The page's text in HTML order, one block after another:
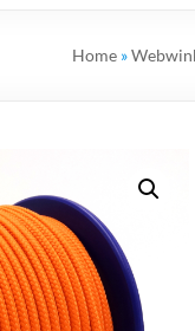
Home »